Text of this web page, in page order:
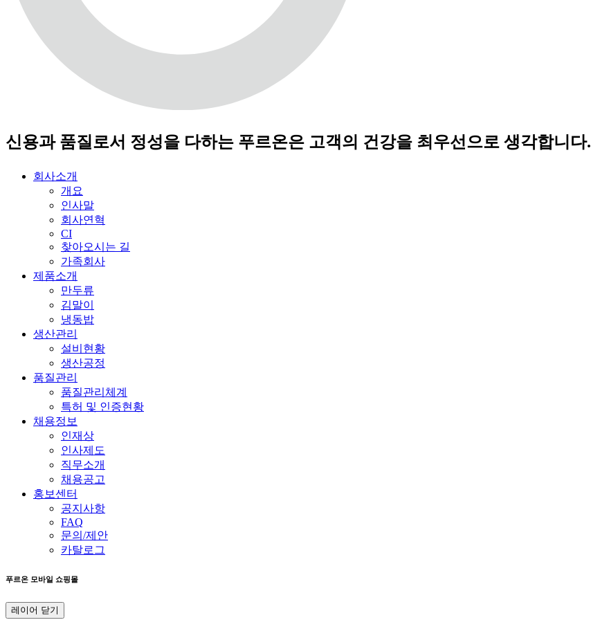
신용과 품질로서 정성을 다하는 푸르온은 고객의 건강을 최우선으로 생각합니다.
회사소개
개요
인사말
회사연혁
CI
찾아오시는 길
가족회사
제품소개
만두류
김말이
냉동밥
생산관리
설비현황
생산공정
품질관리
품질관리체계
특허 및 인증현황
채용정보
인재상
인사제도
직무소개
채용공고
홍보센터
공지사항
FAQ
문의/제안
카탈로그
푸르온 모바일 쇼핑몰
레이어 닫기